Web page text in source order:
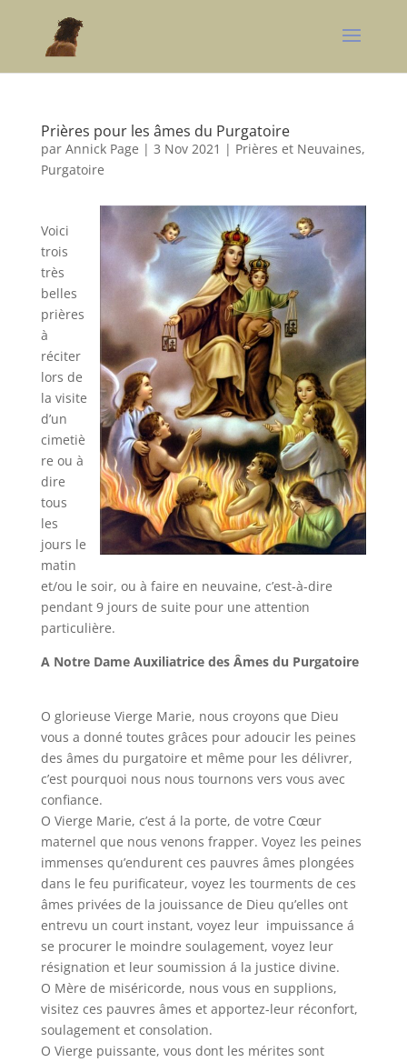
Prières pour les âmes du Purgatoire
par Annick Page | 3 Nov 2021 | Prières et Neuvaines,
Purgatoire
Voici
trois
très
belles
prières
à
réciter
lors de
la visite
d’un
cimetiè
re ou à
dire
tous
les
jours le
matin
et/ou le soir, ou à faire en neuvaine, c’est-à-dire
pendant 9 jours de suite pour une attention
particulière.
A Notre Dame Auxiliatrice des Âmes du Purgatoire
O glorieuse Vierge Marie, nous croyons que Dieu
vous a donné toutes grâces pour adoucir les peines
des âmes du purgatoire et même pour les délivrer,
c’est pourquoi nous nous tournons vers vous avec
confiance.
O Vierge Marie, c’est á la porte, de votre Cœur
maternel que nous venons frapper. Voyez les peines
immenses qu’endurent ces pauvres âmes plongées
dans le feu purificateur, voyez les tourments de ces
âmes privées de la jouissance de Dieu qu’elles ont
entrevu un court instant, voyez leur impuissance á
se procurer le moindre soulagement, voyez leur
résignation et leur soumission á la justice divine.
O Mère de miséricorde, nous vous en supplions,
visitez ces pauvres âmes et apportez-leur réconfort,
soulagement et consolation.
O Vierge puissante, vous dont les mérites sont